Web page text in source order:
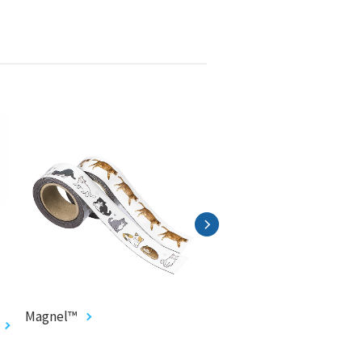
Magnel™